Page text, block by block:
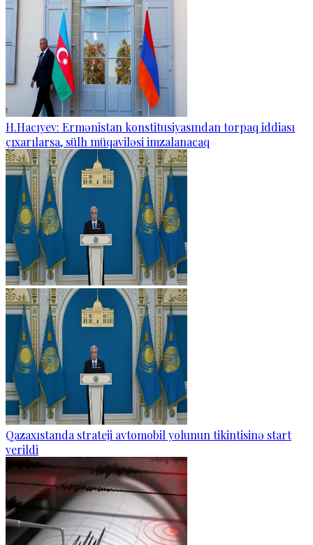
H.Hacıyev: Ermənistan konstitusiyasından torpaq iddiası
çıxarılarsa, sülh müqaviləsi imzalanacaq
Qazaxıstanda strateji avtomobil yolunun tikintisinə start
verildi